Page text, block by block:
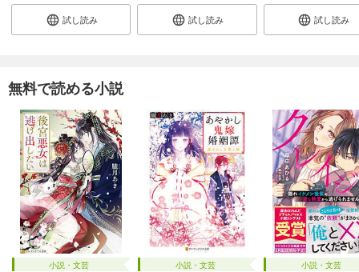
試し読み 試し読み 試し読み
無料で読める小説
小説・文芸 小説・文芸 小説・文芸